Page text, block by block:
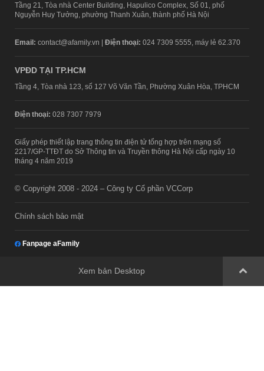
Tầng 21, Tòa nhà Center Building, Hapulico Complex, Số 01, phố
Nguyễn Huy Tưởng, phường Thanh Xuân, thành phố Hà Nội
Email: contact@afamily.vn | Điện thoại: 024 7309 5555, máy lẻ 62.370
VPĐD TẠI TP.HCM
Tầng 4, Tòa nhà 123, số 127 Võ Văn Tần, Phường Xuân Hòa, TPHCM
Điện thoại: 028 7307 7979
Giấy phép thiết lập trang thông tin điện tử tổng hợp trên mạng số
2217/GP-TTĐT do Sở Thông tin và Truyền thông Hà Nội cấp ngày 10
tháng 4 năm 2019
© Copyright 2008 - 2024 – Công ty Cổ phần VCCorp
Chính sách bảo mật
Fanpage aFamily
Xem bản Desktop